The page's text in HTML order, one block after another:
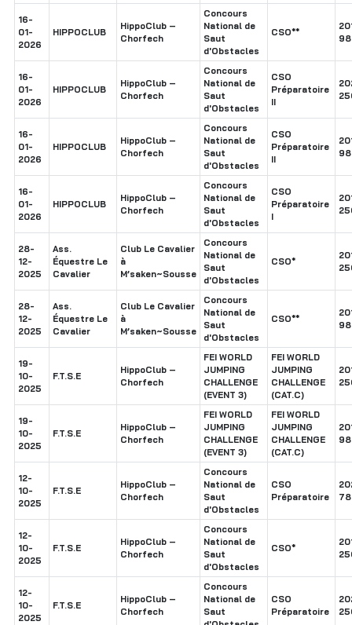
16-
01-
2026
HIPPOCLUB
HippoClub –
Chorfech
Concours
National de
Saut
d'Obstacles
CSO**
16-
01-
2026
HIPPOCLUB
HippoClub –
Chorfech
Concours
National de
Saut
d'Obstacles
CSO
Préparatoire
II
16-
01-
2026
HIPPOCLUB
HippoClub –
Chorfech
Concours
National de
Saut
d'Obstacles
CSO
Préparatoire
II
16-
01-
2026
HIPPOCLUB
HippoClub –
Chorfech
Concours
National de
Saut
d'Obstacles
CSO
Préparatoire
I
28-
12-
2025
Ass.
Équestre Le
Cavalier
Club Le Cavalier
à
M’saken~Sousse
Concours
National de
Saut
d'Obstacles
CSO*
28-
12-
2025
Ass.
Équestre Le
Cavalier
Club Le Cavalier
à
M’saken~Sousse
Concours
National de
Saut
d'Obstacles
CSO**
19-
10-
2025
F.T.S.E
HippoClub –
Chorfech
FEI WORLD
JUMPING
CHALLENGE
(EVENT 3)
FEI WORLD
JUMPING
CHALLENGE
(CAT.C)
19-
10-
2025
F.T.S.E
HippoClub –
Chorfech
FEI WORLD
JUMPING
CHALLENGE
(EVENT 3)
FEI WORLD
JUMPING
CHALLENGE
(CAT.C)
12-
10-
2025
F.T.S.E
HippoClub –
Chorfech
Concours
National de
Saut
d'Obstacles
CSO
Préparatoire
12-
10-
2025
F.T.S.E
HippoClub –
Chorfech
Concours
National de
Saut
d'Obstacles
CSO*
12-
10-
2025
F.T.S.E
HippoClub –
Chorfech
Concours
National de
Saut
CSO
Préparatoire